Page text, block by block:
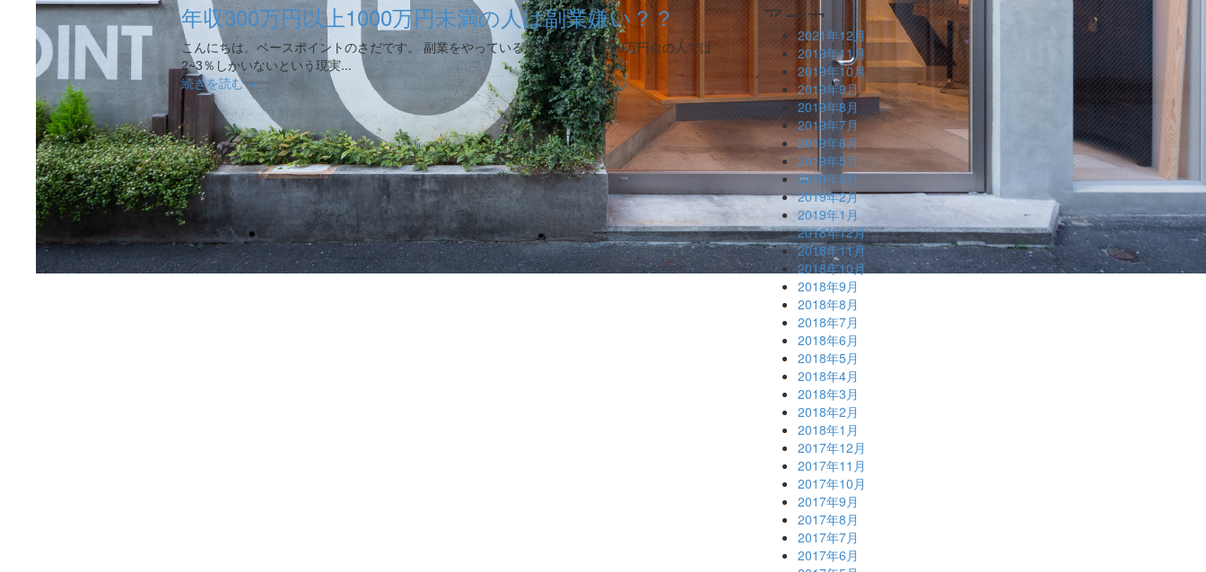
年収300万円以上1000万円未満の人は副業嫌い？？
こんにちは。ベースポイントのさだです。 副業をやっている人は年収300~999万円台の人では
2~3％しかいないという現実...
続きを読む→
2021年12月
2019年11月
2019年10月
2019年9月
2019年8月
2019年7月
2019年6月
2019年5月
2019年3月
2019年2月
2019年1月
2018年12月
2018年11月
2018年10月
2018年9月
2018年8月
2018年7月
2018年6月
2018年5月
2018年4月
2018年3月
2018年2月
2018年1月
2017年12月
2017年11月
2017年10月
2017年9月
2017年8月
2017年7月
2017年6月